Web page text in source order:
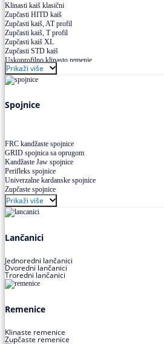
Klinasti kaiš klasični
Zupčasti HITD kaiš
Zupčasti kaiš, AT profil
Zupčasti kaiš, T profil
Zupčasti kaiš XL
Zupčasti STD kaiš
Uskoprofilno klinasto remenje
Uskoprofilno klinasto remenje spojeno
Uskoprofilno klinasto remenje XP extra power
Višekanalno remenje PJ,PK
Prikaži više
Spojnice
FRC kandžaste spojnice
GRID spojnica sa oprugom
Kandžaste Jaw spojnice
Perifleks spojnice
Univerzalne kardanske spojnice
Zupčaste spojnice
Prikaži više
Lančanici
Jednoredni lančanici
Dvoredni lančanici
Troredni lančanici
Remenice
Klinaste remenice
Zupčaste remenice